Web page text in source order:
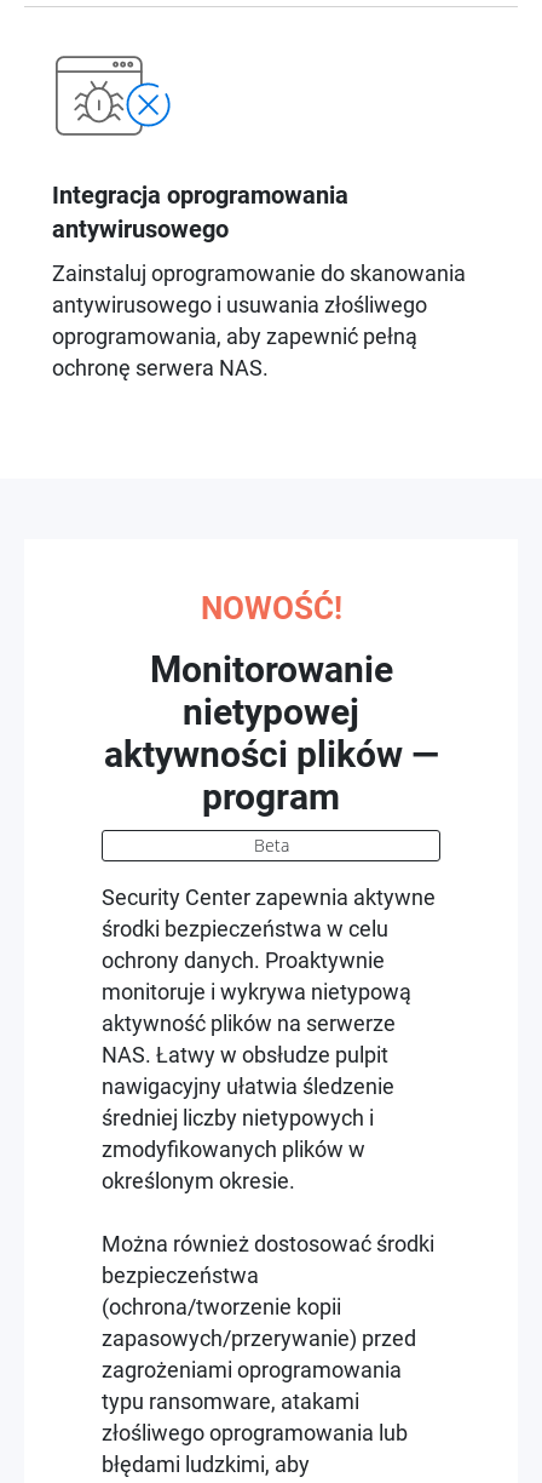
Integracja oprogramowania
antywirusowego
Zainstaluj oprogramowanie do skanowania
antywirusowego i usuwania złośliwego
oprogramowania, aby zapewnić pełną
ochronę serwera NAS.
NOWOŚĆ!
Monitorowanie
nietypowej
aktywności plików —
program
Beta
Security Center zapewnia aktywne
środki bezpieczeństwa w celu
ochrony danych. Proaktywnie
monitoruje i wykrywa nietypową
aktywność plików na serwerze
NAS. Łatwy w obsłudze pulpit
nawigacyjny ułatwia śledzenie
średniej liczby nietypowych i
zmodyfikowanych plików w
określonym okresie.
Można również dostosować środki
bezpieczeństwa
(ochrona/tworzenie kopii
zapasowych/przerywanie) przed
zagrożeniami oprogramowania
typu ransomware, atakami
złośliwego oprogramowania lub
błędami ludzkimi, aby